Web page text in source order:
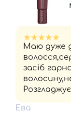
Маю дуже
засіб
Ева